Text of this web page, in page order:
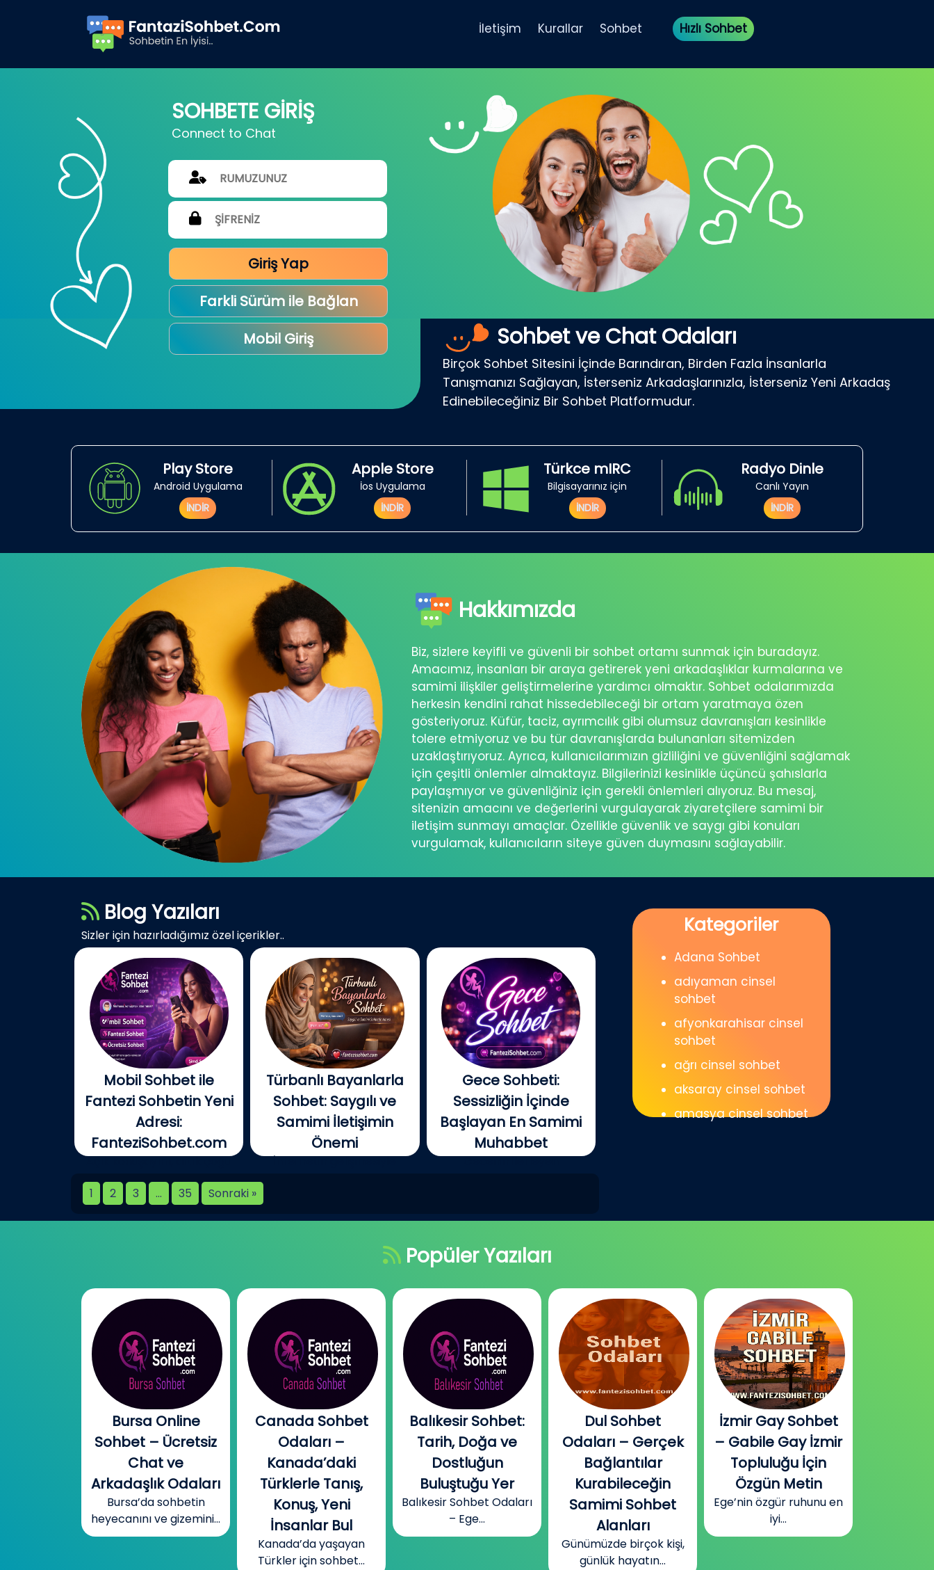
İletişim Kurallar Sohbet Hızlı Sohbet
SOHBETE GİRİŞ
Connect to Chat
Giriş Yap
Farkli Sürüm ile Bağlan
Mobil Giriş
Sohbet ve Chat Odaları
Birçok Sohbet Sitesini İçinde Barındıran, Birden Fazla İnsanlarla
Tanışmanızı Sağlayan, İsterseniz Arkadaşlarınızla, İsterseniz Yeni Arkadaş
Edinebileceğiniz Bir Sohbet Platformudur.
Play Store
Android Uygulama
İNDİR
Apple Store
İos Uygulama
İNDİR
Türkce mIRC
Bilgisayarınız için
İNDİR
Radyo Dinle
Canlı Yayın
İNDİR
Hakkımızda
Biz, sizlere keyifli ve güvenli bir sohbet ortamı sunmak için buradayız.
Amacımız, insanları bir araya getirerek yeni arkadaşlıklar kurmalarına ve
samimi ilişkiler geliştirmelerine yardımcı olmaktır. Sohbet odalarımızda
herkesin kendini rahat hissedebileceği bir ortam yaratmaya özen
gösteriyoruz. Küfür, taciz, ayrımcılık gibi olumsuz davranışları kesinlikle
tolere etmiyoruz ve bu tür davranışlarda bulunanları sitemizden
uzaklaştırıyoruz. Ayrıca, kullanıcılarımızın gizliliğini ve güvenliğini sağlamak
için çeşitli önlemler almaktayız. Bilgilerinizi kesinlikle üçüncü şahıslarla
paylaşmıyor ve güvenliğiniz için gerekli önlemleri alıyoruz. Bu mesaj,
sitenizin amacını ve değerlerini vurgulayarak ziyaretçilere samimi bir
iletişim sunmayı amaçlar. Özellikle güvenlik ve saygı gibi konuları
vurgulamak, kullanıcıların siteye güven duymasını sağlayabilir.
Blog Yazıları
Sizler için hazırladığımız özel içerikler..
Mobil Sohbet ile
Fantezi Sohbetin Yeni
Adresi:
FanteziSohbet.com
Açık konuşayım, artık çoğu
kişi...
Türbanlı Bayanlarla
Sohbet: Saygılı ve
Samimi İletişimin
Önemi
İnternetin gelişmesiyle
Gece Sohbeti:
Sessizliğin İçinde
Başlayan En Samimi
Muhabbet
Gecenin ilerleyen
1
2 3 … 35 Sonraki »
Kategoriler
Adana Sohbet
adıyaman cinsel
sohbet
afyonkarahisar cinsel
sohbet
ağrı cinsel sohbet
aksaray cinsel sohbet
amasya cinsel sohbet
Popüler Yazıları
Bursa Online
Sohbet – Ücretsiz
Chat ve
Arkadaşlık Odaları
Bursa’da sohbetin
heyecanını ve gizemini...
Canada Sohbet
Odaları –
Kanada’daki
Türklerle Tanış,
Konuş, Yeni
İnsanlar Bul
Kanada’da yaşayan
Türkler için sohbet...
Balıkesir Sohbet:
Tarih, Doğa ve
Dostluğun
Buluştuğu Yer
Balıkesir Sohbet Odaları
– Ege...
Dul Sohbet
Odaları – Gerçek
Bağlantılar
Kurabileceğin
Samimi Sohbet
Alanları
Günümüzde birçok kişi,
günlük hayatın...
İzmir Gay Sohbet
– Gabile Gay İzmir
Topluluğu İçin
Özgün Metin
Ege’nin özgür ruhunu en
iyi...